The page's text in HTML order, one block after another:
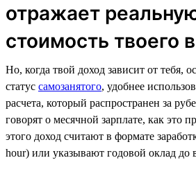
отражает
стоимость твоего
Но, когда твой доход зависит от тебя,
статус самозанятого, удобнее
расчета, который распространен за
говорят о месячной зарплате, как это
этого доход считают в формате
hour) или указывают годовой оклад до